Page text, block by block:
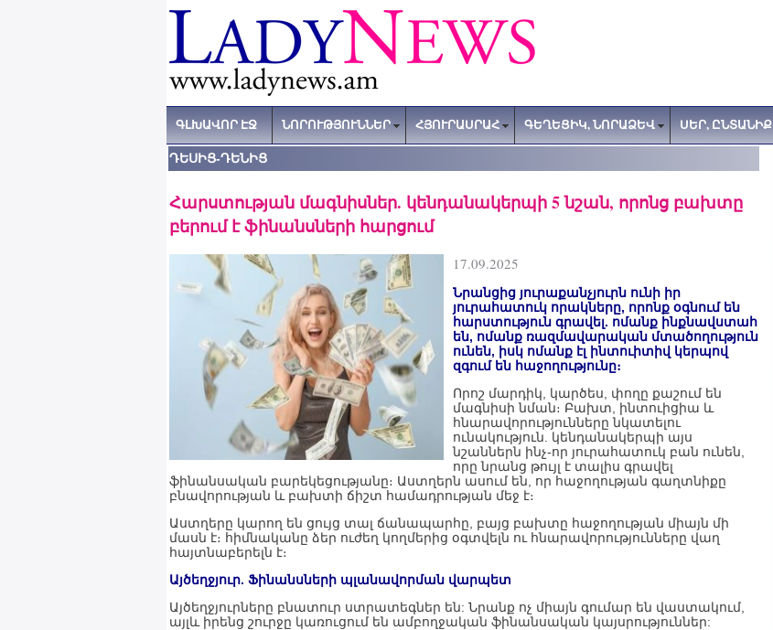
ԳԼԽԱՎՈՐ ԷՋ ՆՈՐՈՒԹՅՈՒՆՆԵՐ ՀՅՈՒՐԱՍՐԱՀ ԳԵՂԵՑԻԿ, ՆՈՐԱՁԵՎ ՍԵՐ, ԸՆՏԱՆԻՔ
ԴԵՍԻՑ-ԴԵՆԻՑ
Հարստության մագնիսներ. կենդանակերպի 5 նշան, որոնց բախտը
բերում է ֆինանսների հարցում
17.09.2025
Նրանցից յուրաքանչյուրն ունի իր
յուրահատուկ որակները, որոնք օգնում են
հարստություն գրավել. ոմանք ինքնավստահ
են, ոմանք ռազմավարական մտածողություն
ունեն, իսկ ոմանք էլ ինտուիտիվ կերպով
զգում են հաջողությունը։
Որոշ մարդիկ, կարծես, փողը քաշում են
մագնիսի նման։ Բախտ, ինտուիցիա և
հնարավորությունները նկատելու
ունակություն. կենդանակերպի այս
նշաններն ինչ-որ յուրահատուկ բան ունեն,
որը նրանց թույլ է տալիս գրավել
ֆինանսական բարեկեցությանը։ Աստղերն ասում են, որ հաջողության գաղտնիքը
բնավորության և բախտի ճիշտ համադրության մեջ է։
Աստղերը կարող են ցույց տալ ճանապարհը, բայց բախտը հաջողության միայն մի
մասն է։ հիմնականը ձեր ուժեղ կողմերից օգտվելն ու հնարավորությունները վաղ
հայտնաբերելն է։
Այծեղջյուր. Ֆինանսների պլանավորման վարպետ
Այծեղջյուրները բնատուր ստրատեգներ են: Նրանք ոչ միայն գումար են վաստակում,
այլև իրենց շուրջը կառուցում են ամբողջական ֆինանսական կայսրություններ: